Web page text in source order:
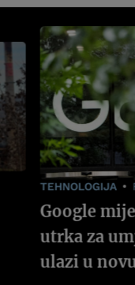
TEHNOLOGIJA
Google
utrka za
ulazi u